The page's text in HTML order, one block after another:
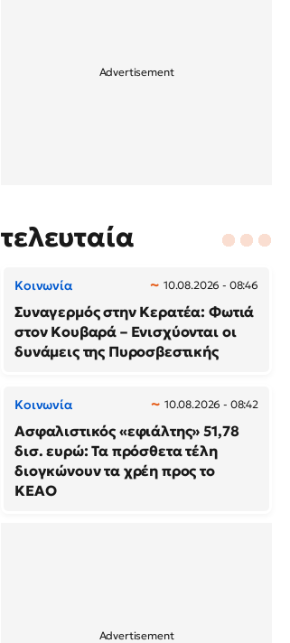
τελευταία
Κοινωνία 10.08.2026 - 08:46
Συναγερμός στην Κερατέα: Φωτιά
στον Κουβαρά – Ενισχύονται οι
δυνάμεις της Πυροσβεστικής
Κοινωνία 10.08.2026 - 08:42
Ασφαλιστικός «εφιάλτης» 51,78
δισ. ευρώ: Τα πρόσθετα τέλη
διογκώνουν τα χρέη προς το
ΚΕΑΟ